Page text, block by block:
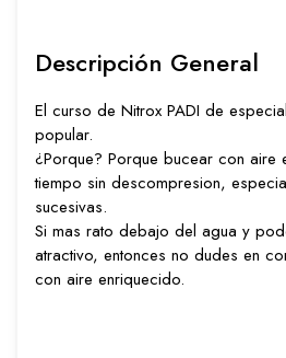
Descripción General
El curso de Nitrox PADI de
popular.
¿Porque? Porque bucear con aire
tiempo sin descompresion,
sucesivas.
Si mas rato debajo del agua y
atractivo, entonces no dudes en
con aire enriquecido.